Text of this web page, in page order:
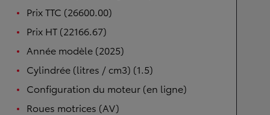
Prix TTC (26600.00)
Prix HT (22166.67)
Année modèle (2025)
Cylindrée (litres / cm3) (1.5)
Configuration du moteur (en ligne)
Roues motrices (AV)